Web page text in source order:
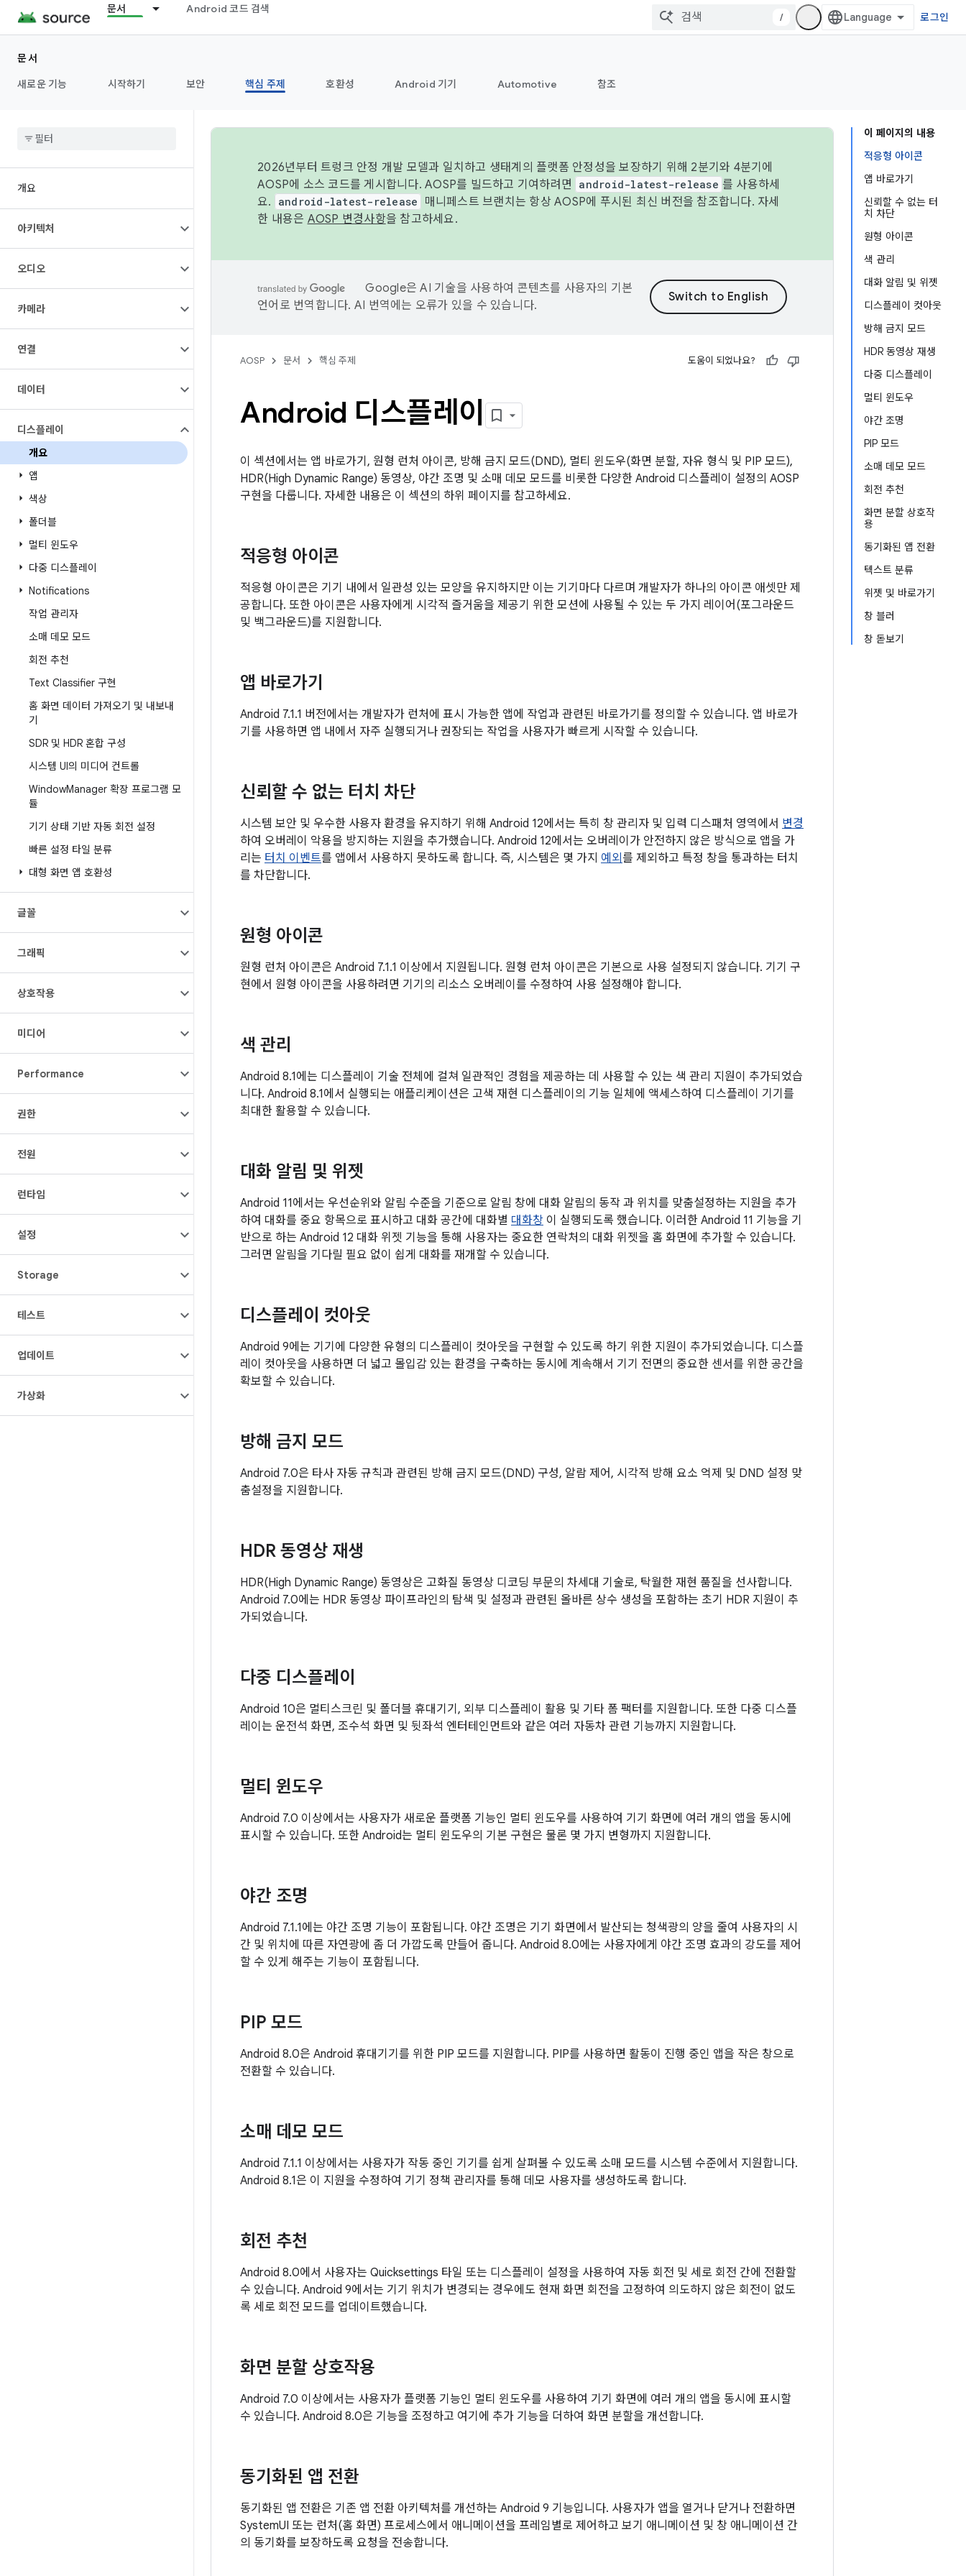
문서 Android 코드 검색
/ 로그인
문서
새로운 기능
시작하기 보안 핵심 주제 호환성 Android 기기 Automotive 참조
개요
아키텍처
오디오
카메라
연결
데이터
디스플레이
개요
앱
색상
폴더블
멀티 윈도우
다중 디스플레이
Notifications
작업 관리자
소매 데모 모드
회전 추천
Text Classifier 구현
홈 화면 데이터 가져오기 및 내보내
기
SDR 및 HDR 혼합 구성
시스템 UI의 미디어 컨트롤
WindowManager 확장 프로그램 모
듈
기기 상태 기반 자동 회전 설정
빠른 설정 타일 분류
대형 화면 앱 호환성
글꼴
그래픽
상호작용
미디어
Performance
권한
전원
런타임
설정
Storage
테스트
업데이트
가상화
이 페이지의 내용
적응형 아이콘
앱 바로가기
신뢰할 수 없는 터
치 차단
원형 아이콘
색 관리
대화 알림 및 위젯
디스플레이 컷아웃
방해 금지 모드
HDR 동영상 재생
다중 디스플레이
멀티 윈도우
야간 조명
PIP 모드
소매 데모 모드
회전 추천
화면 분할 상호작
용
동기화된 앱 전환
텍스트 분류
위젯 및 바로가기
창 블러
창 돋보기
2026년부터 트렁크 안정 개발 모델과 일치하고 생태계의 플랫폼 안정성을 보장하기 위해 2분기와 4분기에
AOSP에 소스 코드를 게시합니다. AOSP를 빌드하고 기여하려면
android-latest-release 를 사용하세
요.
android-latest-release
매니페스트 브랜치는 항상 AOSP에 푸시된 최신 버전을 참조합니다. 자세
한 내용은 AOSP 변경사항을 참고하세요.
Google은 AI 기술을 사용하여 콘텐츠를 사용자의 기본
언어로 번역합니다. AI 번역에는 오류가 있을 수 있습니다.
AOSP 문서 핵심 주제 도움이 되었나요?
Android 디스플레이
이 섹션에서는 앱 바로가기, 원형 런처 아이콘, 방해 금지 모드(DND), 멀티 윈도우(화면 분할, 자유 형식 및 PIP 모드),
HDR(High Dynamic Range) 동영상, 야간 조명 및 소매 데모 모드를 비롯한 다양한 Android 디스플레이 설정의 AOSP
구현을 다룹니다. 자세한 내용은 이 섹션의 하위 페이지를 참고하세요.
적응형 아이콘
적응형 아이콘은 기기 내에서 일관성 있는 모양을 유지하지만 이는 기기마다 다르며 개발자가 하나의 아이콘 애셋만 제
공합니다. 또한 아이콘은 사용자에게 시각적 즐거움을 제공기 위한 모션에 사용될 수 있는 두 가지 레이어(포그라운드
및 백그라운드)를 지원합니다.
앱 바로가기
Android 7.1.1 버전에서는 개발자가 런처에 표시 가능한 앱에 작업과 관련된 바로가기를 정의할 수 있습니다. 앱 바로가
기를 사용하면 앱 내에서 자주 실행되거나 권장되는 작업을 사용자가 빠르게 시작할 수 있습니다.
신뢰할 수 없는 터치 차단
시스템 보안 및 우수한 사용자 환경을 유지하기 위해 Android 12에서는 특히 창 관리자 및 입력 디스패처 영역에서 변경
하여 오버레이 악용을 방지하는 지원을 추가했습니다. Android 12에서는 오버레이가 안전하지 않은 방식으로 앱을 가
리는 터치 이벤트를 앱에서 사용하지 못하도록 합니다. 즉, 시스템은 몇 가지 예외 를 제외하고 특정 창을 통과하는 터치
를 차단합니다.
원형 아이콘
원형 런처 아이콘은 Android 7.1.1 이상에서 지원됩니다. 원형 런처 아이콘은 기본으로 사용 설정되지 않습니다. 기기 구
현에서 원형 아이콘을 사용하려면 기기의 리소스 오버레이를 수정하여 사용 설정해야 합니다.
색 관리
Android 8.1에는 디스플레이 기술 전체에 걸쳐 일관적인 경험을 제공하는 데 사용할 수 있는 색 관리 지원이 추가되었습
니다. Android 8.1에서 실행되는 애플리케이션은 고색 재현 디스플레이의 기능 일체에 액세스하여 디스플레이 기기를
최대한 활용할 수 있습니다.
대화 알림 및 위젯
Android 11에서는 우선순위와 알림 수준을 기준으로 알림 창에 대화 알림의 동작 과 위치를 맞춤설정하는 지원을 추가
하여 대화를 중요 항목으로 표시하고 대화 공간에 대화별 대화창 이 실행되도록 했습니다. 이러한 Android 11 기능을 기
반으로 하는 Android 12 대화 위젯 기능을 통해 사용자는 중요한 연락처의 대화 위젯을 홈 화면에 추가할 수 있습니다.
그러면 알림을 기다릴 필요 없이 쉽게 대화를 재개할 수 있습니다.
디스플레이 컷아웃
Android 9에는 기기에 다양한 유형의 디스플레이 컷아웃을 구현할 수 있도록 하기 위한 지원이 추가되었습니다. 디스플
레이 컷아웃을 사용하면 더 넓고 몰입감 있는 환경을 구축하는 동시에 계속해서 기기 전면의 중요한 센서를 위한 공간을
확보할 수 있습니다.
방해 금지 모드
Android 7.0은 타사 자동 규칙과 관련된 방해 금지 모드(DND) 구성, 알람 제어, 시각적 방해 요소 억제 및 DND 설정 맞
춤설정을 지원합니다.
HDR 동영상 재생
HDR(High Dynamic Range) 동영상은 고화질 동영상 디코딩 부문의 차세대 기술로, 탁월한 재현 품질을 선사합니다.
Android 7.0에는 HDR 동영상 파이프라인의 탐색 및 설정과 관련된 올바른 상수 생성을 포함하는 초기 HDR 지원이 추
가되었습니다.
다중 디스플레이
Android 10은 멀티스크린 및 폴더블 휴대기기, 외부 디스플레이 활용 및 기타 폼 팩터를 지원합니다. 또한 다중 디스플
레이는 운전석 화면, 조수석 화면 및 뒷좌석 엔터테인먼트와 같은 여러 자동차 관련 기능까지 지원합니다.
멀티 윈도우
Android 7.0 이상에서는 사용자가 새로운 플랫폼 기능인 멀티 윈도우를 사용하여 기기 화면에 여러 개의 앱을 동시에
표시할 수 있습니다. 또한 Android는 멀티 윈도우의 기본 구현은 물론 몇 가지 변형까지 지원합니다.
야간 조명
Android 7.1.1에는 야간 조명 기능이 포함됩니다. 야간 조명은 기기 화면에서 발산되는 청색광의 양을 줄여 사용자의 시
간 및 위치에 따른 자연광에 좀 더 가깝도록 만들어 줍니다. Android 8.0에는 사용자에게 야간 조명 효과의 강도를 제어
할 수 있게 해주는 기능이 포함됩니다.
PIP 모드
Android 8.0은 Android 휴대기기를 위한 PIP 모드를 지원합니다. PIP를 사용하면 활동이 진행 중인 앱을 작은 창으로
전환할 수 있습니다.
소매 데모 모드
Android 7.1.1 이상에서는 사용자가 작동 중인 기기를 쉽게 살펴볼 수 있도록 소매 모드를 시스템 수준에서 지원합니다.
Android 8.1은 이 지원을 수정하여 기기 정책 관리자를 통해 데모 사용자를 생성하도록 합니다.
회전 추천
Android 8.0에서 사용자는 Quicksettings 타일 또는 디스플레이 설정을 사용하여 자동 회전 및 세로 회전 간에 전환할
수 있습니다. Android 9에서는 기기 위치가 변경되는 경우에도 현재 화면 회전을 고정하여 의도하지 않은 회전이 없도
록 세로 회전 모드를 업데이트했습니다.
화면 분할 상호작용
Android 7.0 이상에서는 사용자가 플랫폼 기능인 멀티 윈도우를 사용하여 기기 화면에 여러 개의 앱을 동시에 표시할
수 있습니다. Android 8.0은 기능을 조정하고 여기에 추가 기능을 더하여 화면 분할을 개선합니다.
동기화된 앱 전환
동기화된 앱 전환은 기존 앱 전환 아키텍처를 개선하는 Android 9 기능입니다. 사용자가 앱을 열거나 닫거나 전환하면
SystemUI 또는 런처(홈 화면) 프로세스에서 애니메이션을 프레임별로 제어하고 보기 애니메이션 및 창 애니메이션 간
의 동기화를 보장하도록 요청을 전송합니다.